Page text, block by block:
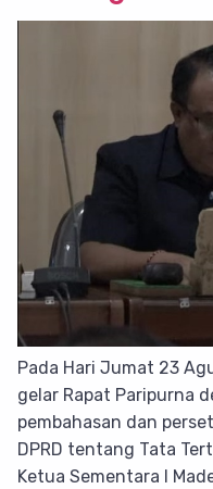
Pada Hari Jumat 23
gelar Rapat Paripurna
pembahasan dan
DPRD tentang Tata
Ketua Sementara I